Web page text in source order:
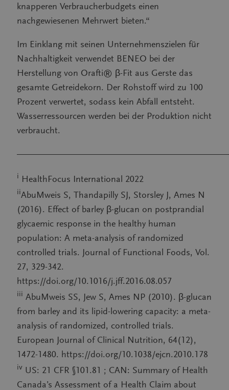
knapperen Verbraucherbudgets einen
nachgewiesenen Mehrwert bieten.“
Im Einklang mit seinen Unternehmenszielen für
Nachhaltigkeit verwendet BENEO bei der
Herstellung von Orafti® β-Fit aus Gerste das
gesamte Getreidekorn. Der Rohstoff wird zu 100
Prozent verwertet, sodass kein Abfall entsteht.
Wasserressourcen werden bei der Produktion nicht
verbraucht.
i HealthFocus International 2022
iiAbuMweis S, Thandapilly SJ, Storsley J, Ames N
(2016). Effect of barley β-glucan on postprandial
glycaemic response in the healthy human
population: A meta-analysis of randomized
controlled trials. Journal of Functional Foods, Vol.
27, 329-342.
https://doi.org/10.1016/j.jff.2016.08.057
iii AbuMweis SS, Jew S, Ames NP (2010). β-glucan
from barley and its lipid-lowering capacity: a meta-
analysis of randomized, controlled trials.
European Journal of Clinical Nutrition, 64(12),
1472-1480. https://doi.org/10.1038/ejcn.2010.178
iv US: 21 CFR §101.81 ; CAN: Summary of Health
Canada’s Assessment of a Health Claim about